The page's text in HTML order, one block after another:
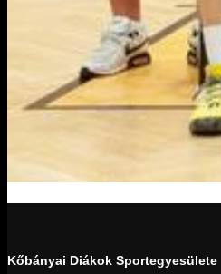
Kőbányai Diákok Sportegyesülete